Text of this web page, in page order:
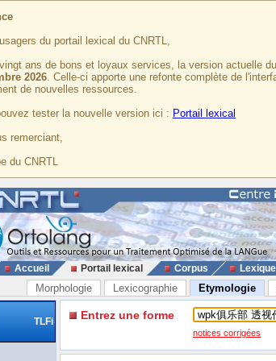
du portail lexical du CNRTL,
ans de bons et loyaux services, la version actuelle
2026. Celle-ci apporte une refonte complète de
de nouvelles ressources.
tester la nouvelle version ici : Portail lexical
remerciant,
du CNRTL
Accueil Portail lexical Corpus
Morphologie Lexicographie Etymologie
TLFi Entrez une forme
notices corrigées